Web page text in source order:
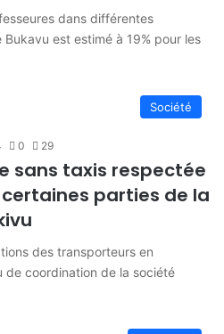
dans différentes
est estimé à 19% pour les
Société
0 29
sans taxis respectée
parties de la
des transporteurs en
de coordination de la société